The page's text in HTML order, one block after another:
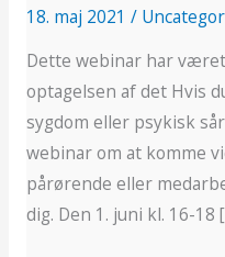
18. maj 2021 /
Dette webinar har
optagelsen af det Hvis
sygdom eller psykisk
webinar om at komme
pårørende eller
dig. Den 1. juni kl. 16-18
end
tror!